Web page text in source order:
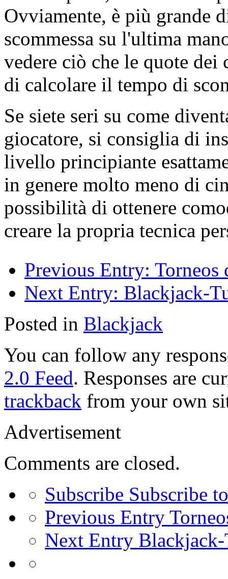
Ovviamente, è più grande
scommessa su l'ultima
vedere ciò che le quote dei
di calcolare il tempo di
Se siete seri su come
giocatore, si consiglia di
livello principiante
in genere molto meno di
possibilità di ottenere
creare la propria tecnica
Previous Entry: Torneos
Next Entry: Blackjack-
Posted in Blackjack
You can follow any
2.0 Feed. Responses are
trackback from your own
Advertisement
Comments are closed.
Subscribe Subscribe
Previous Entry
Next Entry